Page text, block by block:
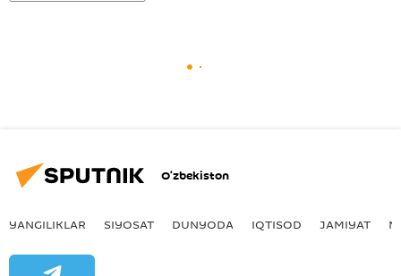
O‘zbekiston
YANGILIKLAR SIYOSAT DUNYODA IQTISOD JAMIYAT